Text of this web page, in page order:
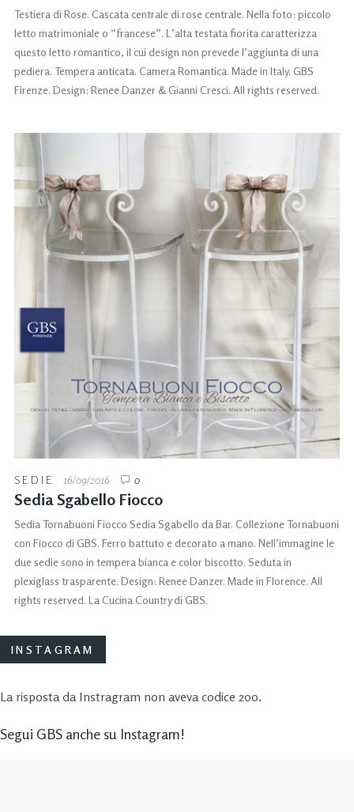
Testiera di Rose. Cascata centrale di rose centrale. Nella foto: piccolo
letto matrimoniale o “francese”. L’alta testata fiorita caratterizza
questo letto romantico, il cui design non prevede l’aggiunta di una
pediera. Tempera anticata. Camera Romantica. Made in Italy. GBS
Firenze. Design: Renee Danzer & Gianni Cresci. All rights reserved.
SEDIE 16/09/2016 0
Sedia Sgabello Fiocco
Sedia Tornabuoni Fiocco Sedia Sgabello da Bar. Collezione Tornabuoni
con Fiocco di GBS. Ferro battuto e decorato a mano. Nell’immagine le
due sedie sono in tempera bianca e color biscotto. Seduta in
plexiglass trasparente. Design: Renee Danzer. Made in Florence. All
rights reserved. La Cucina Country di GBS.
INSTAGRAM
La risposta da Instragram non aveva codice 200.
Segui GBS anche su Instagram!